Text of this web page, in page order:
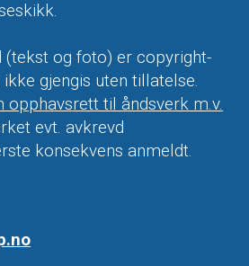
(tekst og foto) er copyright-
gjengis uten tillatelse.
opphavsrett til åndsverk m.v.
evt. avkrevd
konsekvens anmeldt.